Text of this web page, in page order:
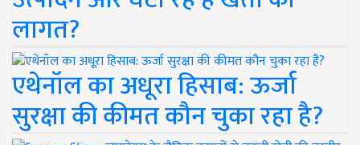
लागत?
एथेनॉल का अधूरा हिसाब: ऊर्जा
सुरक्षा की कीमत कौन चुका रहा है?